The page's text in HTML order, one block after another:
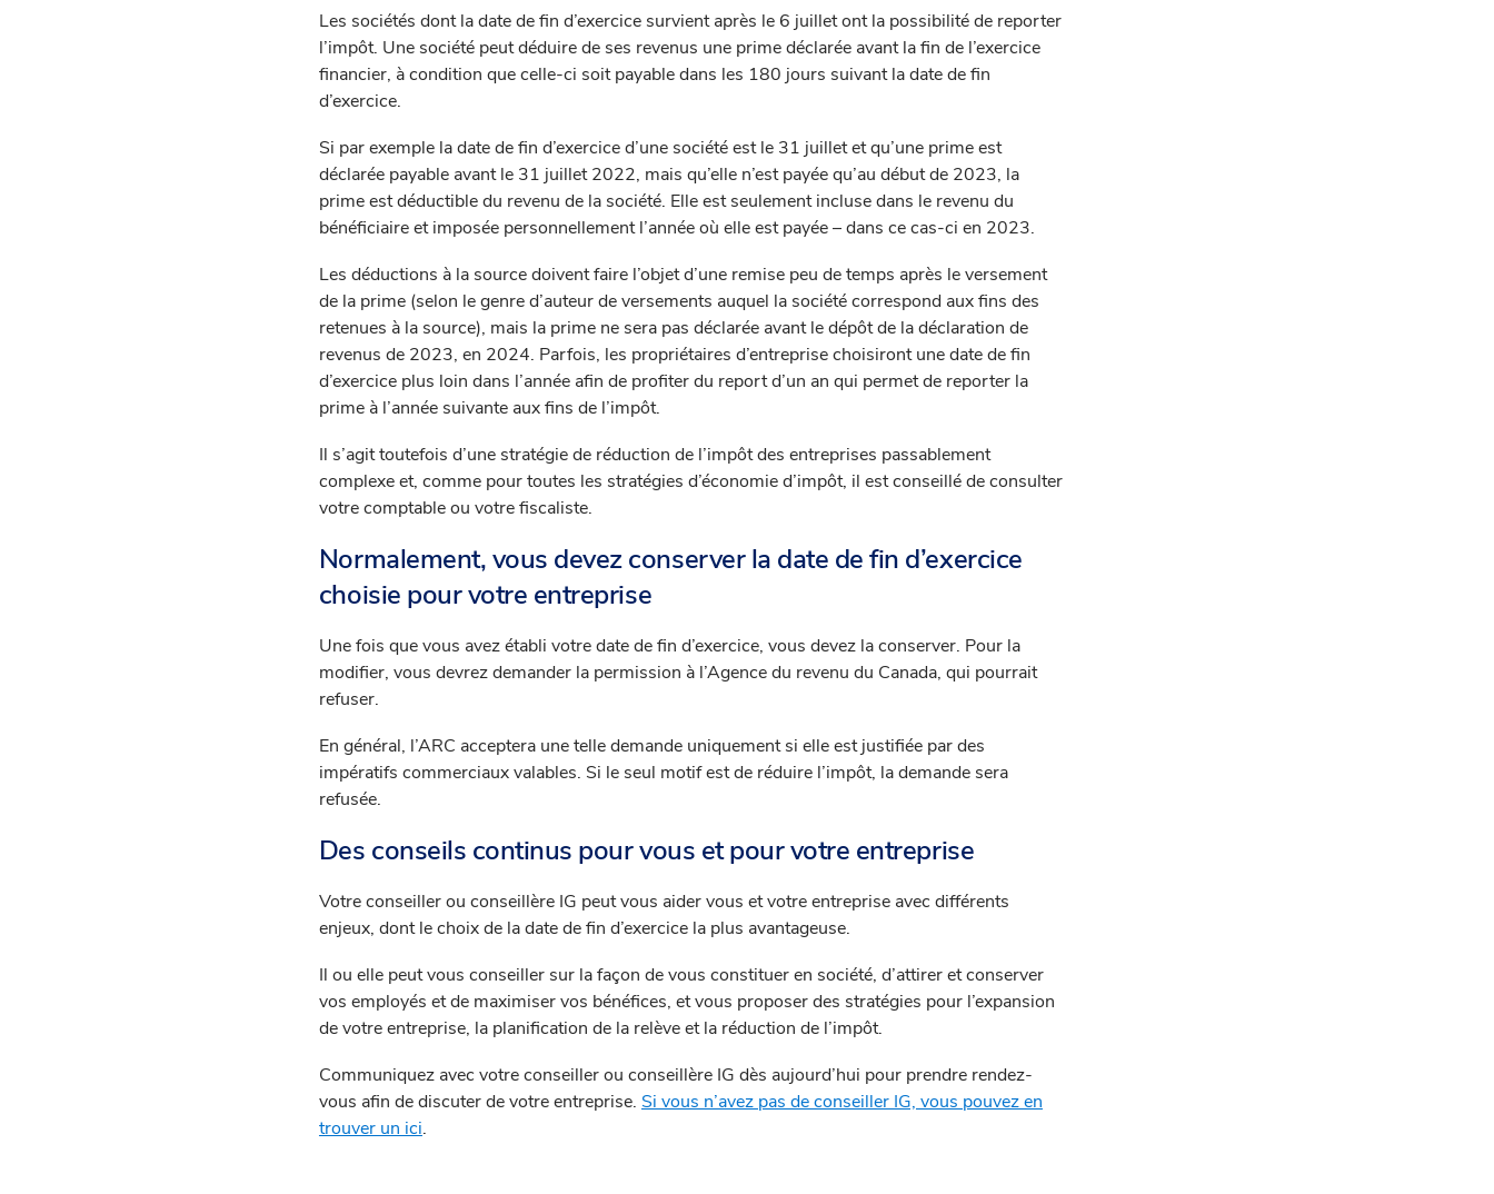
Les sociétés dont la date de fin d’exercice survient après le 6 juillet ont la possibilité de reporter
l’impôt. Une société peut déduire de ses revenus une prime déclarée avant la fin de l’exercice
financier, à condition que celle-ci soit payable dans les 180 jours suivant la date de fin
d’exercice.
Si par exemple la date de fin d’exercice d’une société est le 31 juillet et qu’une prime est
déclarée payable avant le 31 juillet 2022, mais qu’elle n’est payée qu’au début de 2023, la
prime est déductible du revenu de la société. Elle est seulement incluse dans le revenu du
bénéficiaire et imposée personnellement l’année où elle est payée – dans ce cas-ci en 2023.
Les déductions à la source doivent faire l’objet d’une remise peu de temps après le versement
de la prime (selon le genre d’auteur de versements auquel la société correspond aux fins des
retenues à la source), mais la prime ne sera pas déclarée avant le dépôt de la déclaration de
revenus de 2023, en 2024. Parfois, les propriétaires d’entreprise choisiront une date de fin
d’exercice plus loin dans l’année afin de profiter du report d’un an qui permet de reporter la
prime à l’année suivante aux fins de l’impôt.
Il s’agit toutefois d’une stratégie de réduction de l’impôt des entreprises passablement
complexe et, comme pour toutes les stratégies d’économie d’impôt, il est conseillé de consulter
votre comptable ou votre fiscaliste.
Normalement, vous devez conserver la date de fin d’exercice
choisie pour votre entreprise
Une fois que vous avez établi votre date de fin d’exercice, vous devez la conserver. Pour la
modifier, vous devrez demander la permission à l’Agence du revenu du Canada, qui pourrait
refuser.
En général, l’ARC acceptera une telle demande uniquement si elle est justifiée par des
impératifs commerciaux valables. Si le seul motif est de réduire l’impôt, la demande sera
refusée.
Des conseils continus pour vous et pour votre entreprise
Votre conseiller ou conseillère IG peut vous aider vous et votre entreprise avec différents
enjeux, dont le choix de la date de fin d’exercice la plus avantageuse.
Il ou elle peut vous conseiller sur la façon de vous constituer en société, d’attirer et conserver
vos employés et de maximiser vos bénéfices, et vous proposer des stratégies pour l’expansion
de votre entreprise, la planification de la relève et la réduction de l’impôt.
Communiquez avec votre conseiller ou conseillère IG dès aujourd’hui pour prendre rendez-
vous afin de discuter de votre entreprise. Si vous n’avez pas de conseiller IG, vous pouvez en
trouver un ici.